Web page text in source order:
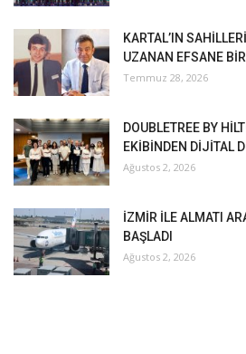
KARTAL’IN
UZANAN EFSANE
Temmuz 28, 2026
DOUBLETREE BY
EKİBİNDEN DİJİTAL
Ağustos 2, 2026
İZMİR İLE ALMATI
BAŞLADI
Ağustos 2, 2026